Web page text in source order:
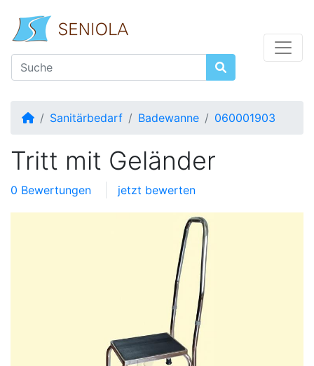
Startseite
Sanitärbedarf Badewanne 060001903
Tritt mit Geländer
0 Bewertungen jetzt bewerten